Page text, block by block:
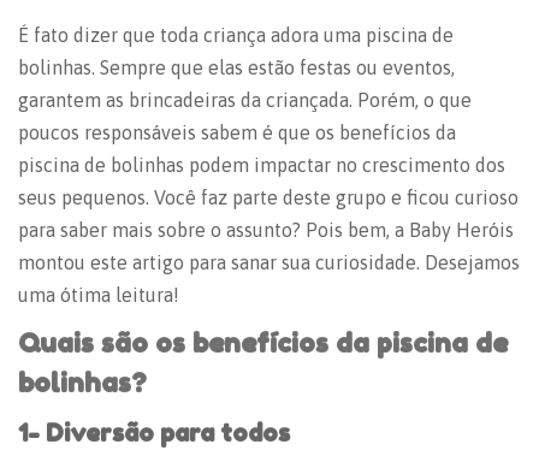
É fato dizer que toda criança adora uma piscina de
bolinhas. Sempre que elas estão festas ou eventos,
garantem as brincadeiras da criançada. Porém, o que
poucos responsáveis sabem é que os benefícios da
piscina de bolinhas podem impactar no crescimento dos
seus pequenos. Você faz parte deste grupo e ficou curioso
para saber mais sobre o assunto? Pois bem, a Baby Heróis
montou este artigo para sanar sua curiosidade. Desejamos
uma ótima leitura!
Quais são os benefícios da piscina de
bolinhas?
1- Diversão para todos